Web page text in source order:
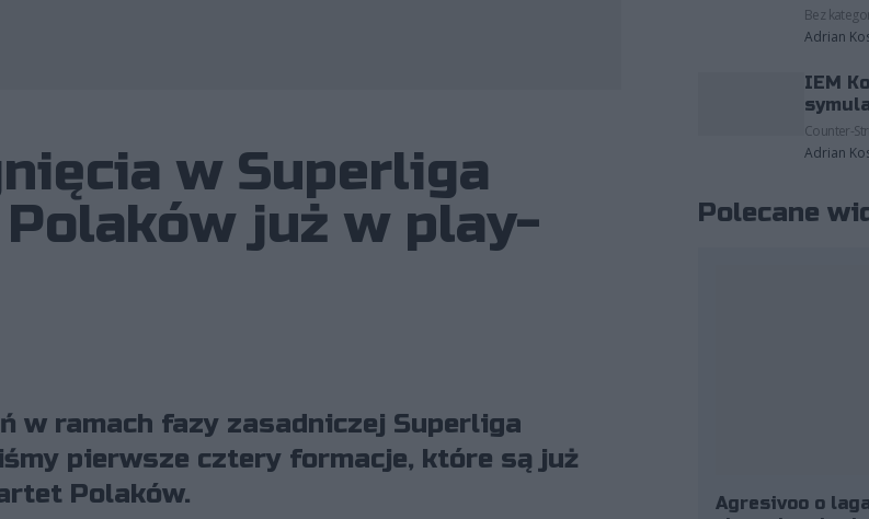
w Superliga
już w play-
w ramach fazy zasadniczej Superliga
pierwsze cztery formacje, które są już
Polaków.
Bez
Adrian
IEM
Counter-
Adrian
Polecane
Agresivoo o